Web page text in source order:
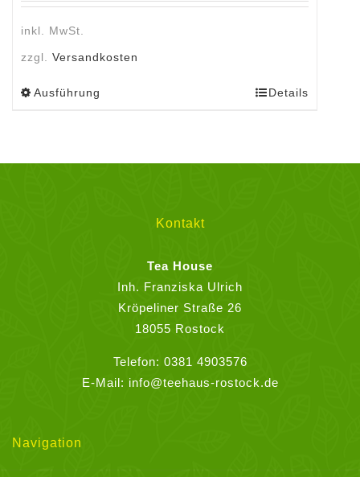
inkl. MwSt.
zzgl. Versandkosten
Ausführung
Produktseite
werden
Details
Kontakt
Tea House
Inh. Franziska Ulrich
Kröpeliner Straße 26
18055 Rostock
Telefon: 0381 4903576
E-Mail: info@teehaus-rostock.de
Navigation